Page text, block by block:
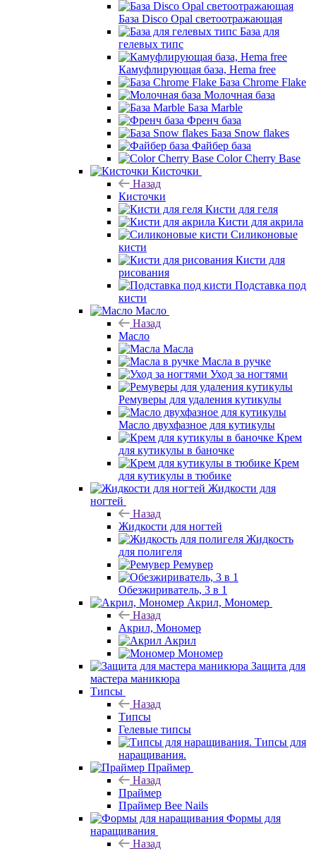
База Disco Opal светоотражающая
База для
гелевых типс
Камуфлирующая база, Hema free
База Chrome Flake
Молочная база
База Marble
Френч база
База Snow flakes
Файбер база
Color Cherry Base
Кисточки
Назад
Кисточки
Кисти для геля
Кисти для акрила
Силиконовые
кисти
Кисти для
рисования
Подставка под
кисти
Масло
Назад
Масло
Масла
Масла в ручке
Уход за ногтями
Ремуверы для удаления кутикулы
Масло двухфазное для кутикулы
Крем
для кутикулы в баночке
Крем
для кутикулы в тюбике
Жидкости для
ногтей
Назад
Жидкости для ногтей
Жидкость
для полигеля
Ремувер
Обезжириватель, 3 в 1
Акрил, Мономер
Назад
Акрил, Мономер
Акрил
Мономер
Защита для
мастера маникюра
Типсы
Назад
Типсы
Гелевые типсы
Типсы для
наращивания.
Праймер
Назад
Праймер
Праймер Bee Nails
Формы для
наращивания
Назад